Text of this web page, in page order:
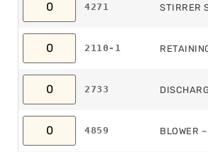
4271 STIRRER
2110-1
2733
4859 BLOWER